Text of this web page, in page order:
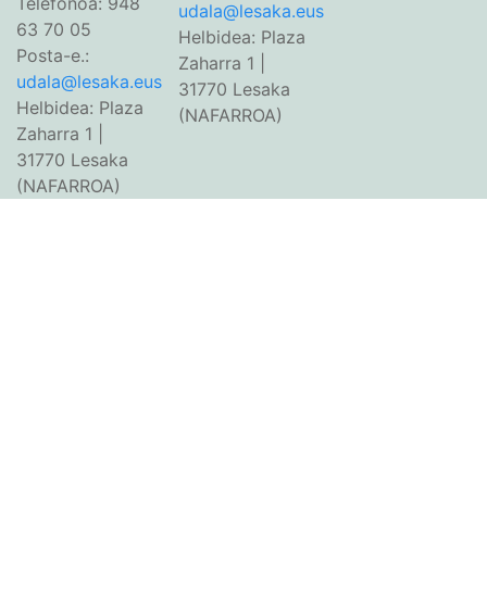
63 70 05
Posta-e.:
udala@lesaka.eus
Helbidea: Plaza
Zaharra 1 |
31770 Lesaka
(NAFARROA)
udala@lesaka.eus
Helbidea: Plaza
Zaharra 1 |
31770 Lesaka
(NAFARROA)